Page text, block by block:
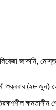
জাকানি,
শুক্রবার (২৮ জুন)